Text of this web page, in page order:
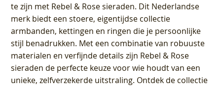
te zijn met Rebel & Rose sieraden. Dit Nederlandse
merk biedt een stoere, eigentijdse collectie
armbanden, kettingen en ringen die je persoonlijke
stijl benadrukken. Met een combinatie van robuuste
materialen en verfijnde details zijn Rebel & Rose
sieraden de perfecte keuze voor wie houdt van een
unieke, zelfverzekerde uitstraling. Ontdek de collectie